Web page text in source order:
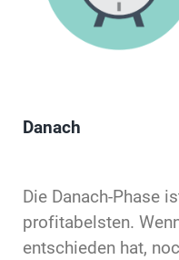
Danach
Die Danach-Phase
profitabelsten.
entschieden hat,